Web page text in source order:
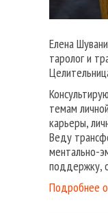
Елена
таролог и
темам
карьеры,
Веду
ментально-
поддержку,
Подробнее